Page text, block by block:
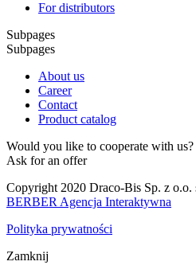
For distributors
Subpages
Subpages
About us
Career
Contact
Product catalog
Would you like to cooperate with us?
Ask for an offer
Copyright 2020 Draco-Bis Sp. z
BERBER Agencja Interaktywna
Polityka prywatności
Zamknij